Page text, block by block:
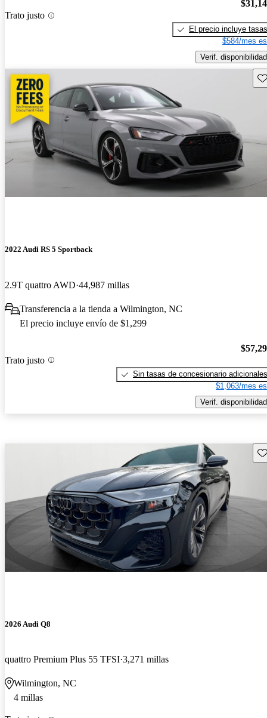
Trato justo
El precio incluye tasas
$584/mes
Verif. disponibilidad
2022 Audi RS 5 Sportback
2.9T quattro AWD 44,987 millas
Transferencia a la tienda a Wilmington, NC
El precio incluye envío de $1,299
Trato justo
Sin tasas de concesionario adicionales
$1,063/mes
Verif. disponibilidad
2026 Audi Q8
quattro Premium Plus 55 TFSI 3,271 millas
Wilmington, NC
4 millas